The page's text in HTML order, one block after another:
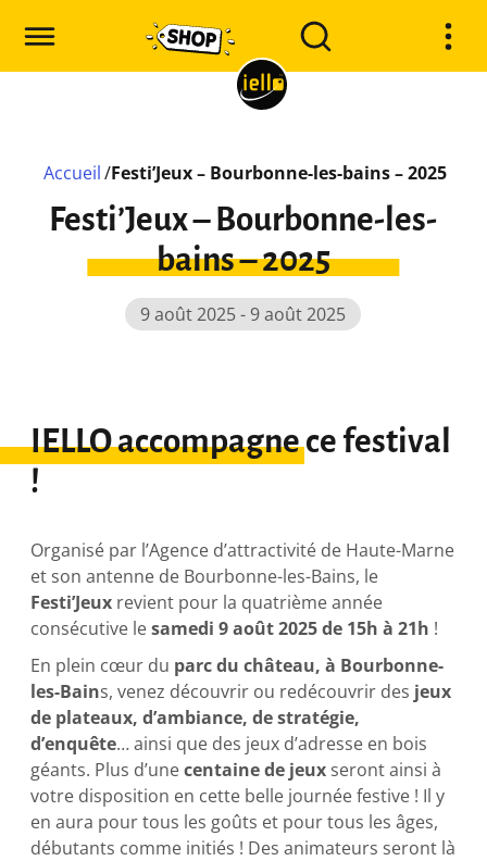
Accueil /Festi’Jeux – Bourbonne-les-bains – 2025
Festi’Jeux – Bourbonne-les-
bains – 2025
9 août 2025 - 9 août 2025
IELLO accompagne ce festival
!
Organisé par l’Agence d’attractivité de Haute-Marne
et son antenne de Bourbonne-les-Bains, le
Festi’Jeux revient pour la quatrième année
consécutive lesamedi 9 août 2025 de 15h à 21h !
En plein cœur du parc du château, à Bourbonne-
les-Bains, venez découvrir ou redécouvrir des jeux
de plateaux, d’ambiance, de stratégie,
d’enquête… ainsi que des jeux d’adresse en bois
géants. Plus d’unecentaine de jeux seront ainsi à
votre disposition en cette belle journée festive ! Il y
en aura pour tous les goûts et pour tous les âges,
débutants comme initiés ! Des animateurs seront là